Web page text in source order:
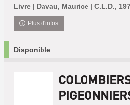
Livre | Davau, Maurice | C.L.D.,
Plus d'infos
Disponible